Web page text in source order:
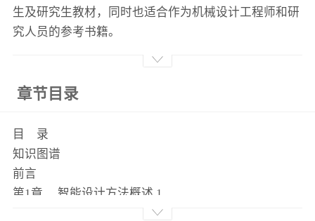
生及研究生教材，同时也适合作为机械设计工程师和研
究人员的参考书籍。
章节目录
目 录
知识图谱
前言
第1章 智能设计方法概述 1
1.1 智能设计方法的基本概念 1